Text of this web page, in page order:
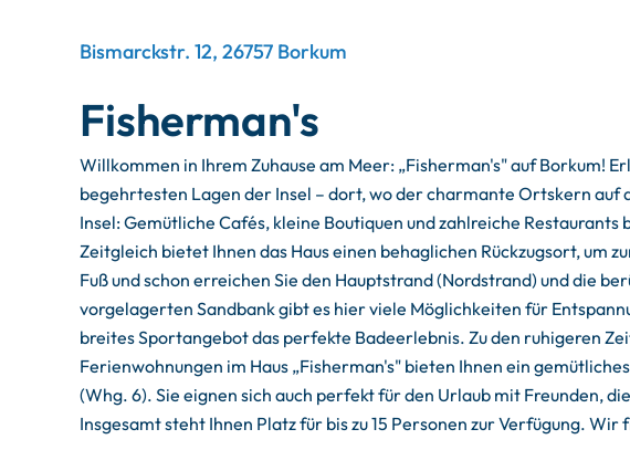
Bismarckstr. 12, 26757 Borkum
Fisherman's
Willkommen in Ihrem Zuhause am Meer: „Fisherman's" auf Borkum!
begehrtesten Lagen der Insel – dort, wo der charmante Ortskern auf
Insel: Gemütliche Cafés, kleine Boutiquen und zahlreiche
Zeitgleich bietet Ihnen das Haus einen behaglichen Rückzugsort, um
Fuß und schon erreichen Sie den Hauptstrand (Nordstrand) und die
vorgelagerten Sandbank gibt es hier viele Möglichkeiten für
breites Sportangebot das perfekte Badeerlebnis. Zu den ruhigeren
Ferienwohnungen im Haus „Fisherman's" bieten Ihnen ein
(Whg. 6). Sie eignen sich auch perfekt für den Urlaub mit Freunden,
Insgesamt steht Ihnen Platz für bis zu 15 Personen zur Verfügung.